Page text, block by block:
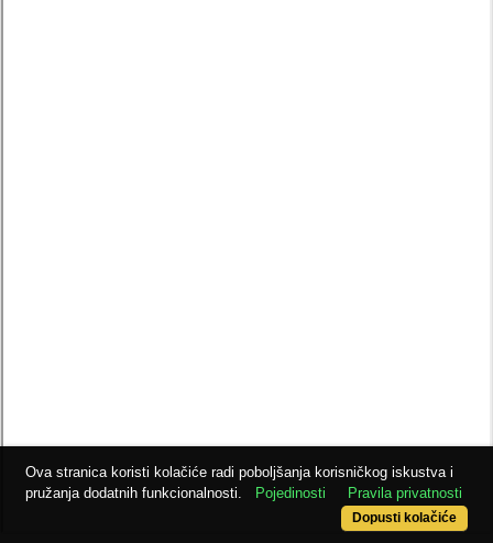
Ova stranica koristi kolačiće radi poboljšanja korisničkog iskustva i
pružanja dodatnih funkcionalnosti.
Pojedinosti Pravila privatnosti
Dopusti kolačiće